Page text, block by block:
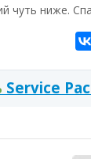
чуть ниже.
Service